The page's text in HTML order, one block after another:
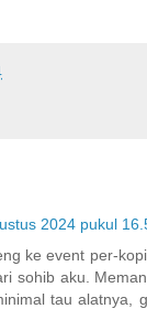
2024 pukul
ke event per-
sohib aku.
tau alatnya,